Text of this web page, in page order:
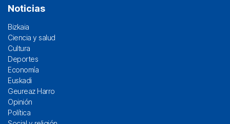
Noticias
Bizkaia
Ciencia y salud
Cultura
Deportes
Economía
Euskadi
Geureaz Harro
Opinión
Política